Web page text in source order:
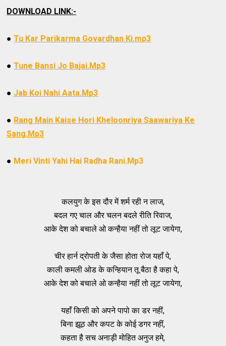
DOWNLOAD LINK:-
●Tu Kar Parikarma Govardhan Ki.mp3
●Tune Bansi Jo Bajai.Mp3
● Jab Koi Nahi Aata.Mp3
● Rang Main Kaise Hori Kheloonriya Saawariya Ke
Sang.Mp3
● Meri Vinti Yahi Hai Radha Rani.Mp3
कलयुग के इस दौर में शर्म रही न लाज,
बदल गए चाल और चलन बदले रीति रिवाज,
आके देश को बचाले ओ कन्हैया नहीं तो लूट जायेगा,
चीर हार्न द्रोपती के जैसा होता रोज यहाँ पे,
काली कमली ओड के कन्हियान तू बैठा है कहा पे,
आके देश को बचाले ओ कन्हैया नहीं तो लूट जायेगा,
यहाँ किसी को अपने पापो का डर नहीं,
बिना झूठ और कपट के कोई डगर नहीं,
कहता है सच अनाड़ी मोहित अनुज हमे,